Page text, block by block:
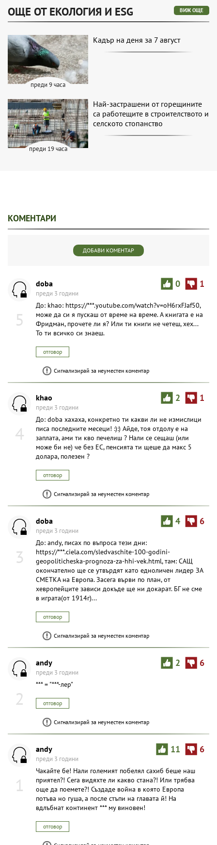
ОЩЕ ОТ ЕКОЛОГИЯ И ESG ВИЖ ОЩЕ
преди 9 часа
Кадър на деня за 7 август
преди 19 часа
Най-застрашени от горещините
са работещите в строителството и
селското стопанство
КОМЕНТАРИ
ДОБАВИ КОМЕНТАР
5
0 1
doba
преди 3 години
До: khao: https://***.youtube.com/watch?v=oH6rxFJaf50,
може да си я пускаш от време на време. А книгата е на
Фридман, прочете ли я? Или ти книги не четеш, хех...
То ти всичко си знаеш.
отговор
Сигнализирай за неуместен коментар
4
2 1
khao
преди 3 години
До: doba хахаха, конкретно ти какви ли не измислици
писа последните месеци! :):) Айде, тоя отдолу е на
заплата, ами ти кво печелиш ? Нали се сещаш (или
може би не) че без ЕС, пенсията ти щеше да макс 5
долара, полезен ?
отговор
Сигнализирай за неуместен коментар
3
4 6
doba
преди 3 години
До: andy, писах по въпроса тези дни:
https://***.ciela.com/sledvaschite-100-godini-
geopoliticheska-prognoza-za-hhi-vek.html, там: САЩ
окончателно ще се утвърдят като едноличен лидер ЗА
СМЕТКА на Европа. Засега върви по план, от
хевропейците зависи докъде ще ни докарат. БГ не сме
в играта(от 1914г)...
отговор
Сигнализирай за неуместен коментар
2
2 6
andy
преди 3 години
*** = "***-лер"
отговор
Сигнализирай за неуместен коментар
1
11 6
andy
преди 3 години
Чакайте бе! Нали големият побелял сахиб беше наш
приятел?! Сега видяхте ли какво стана?! Или трябва
още да поемете?! Създаде война в която Европа
потъва но гуша, а после стъпи на главата й! На
вдлъбнат континент *** му виновен!
отговор